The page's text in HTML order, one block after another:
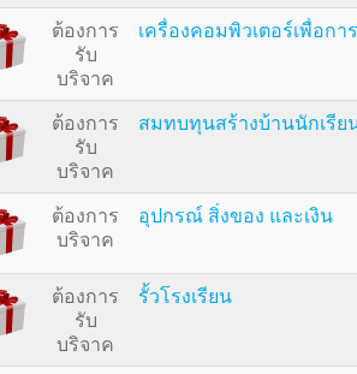
ต้องการ
รับ
บริจาค
เครื่องคอมพิวเตอร์เพื่อกา
ต้องการ
รับ
บริจาค
สมทบทุนสร้างบ้านนักเรีย
ต้องการ
บริจาค
อุปกรณ์ สิ่งของ และเงิน
ต้องการ
รับ
บริจาค
รั้วโรงเรียน